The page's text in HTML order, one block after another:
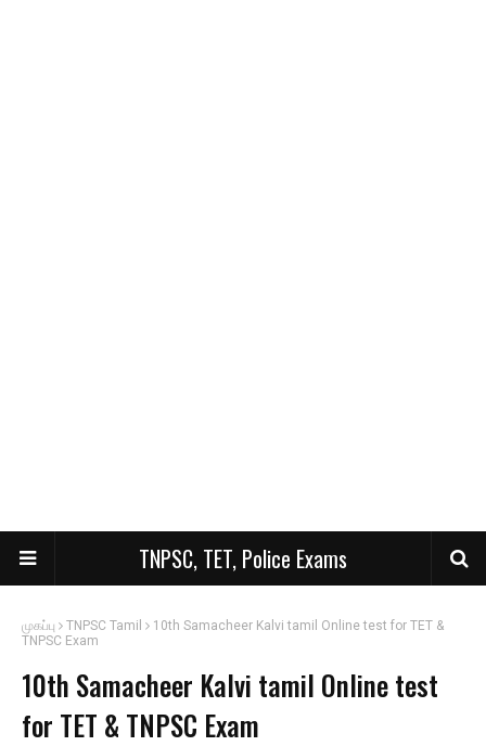
TNPSC, TET, Police Exams
முகப்பு TNPSC Tamil
10th Samacheer Kalvi tamil Online test for TET &
TNPSC Exam
10th Samacheer Kalvi tamil Online test
for TET & TNPSC Exam